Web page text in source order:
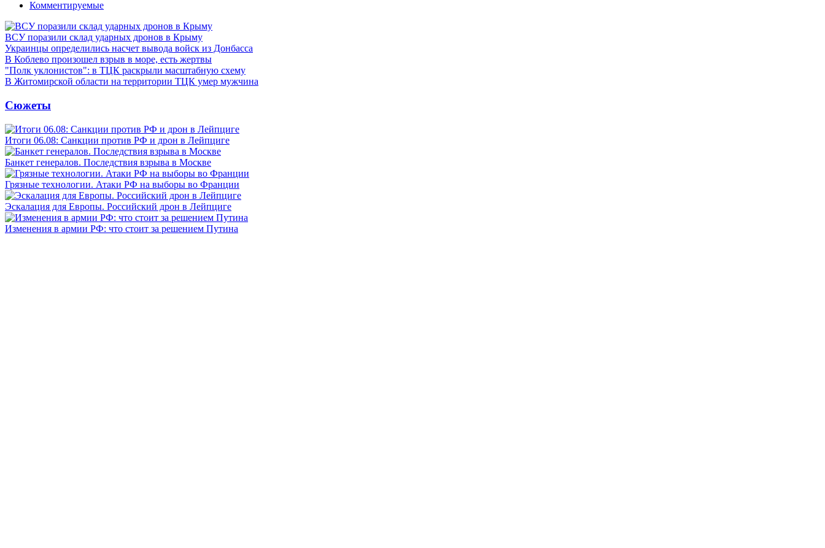
Комментируемые
ВСУ поразили склад ударных дронов в Крыму
Украинцы определились насчет вывода войск из Донбасса
В Коблево произошел взрыв в море, есть жертвы
"Полк уклонистов": в ТЦК раскрыли масштабную схему
В Житомирской области на территории ТЦК умер мужчина
Сюжеты
Итоги 06.08: Санкции против РФ и дрон в Лейпциге
Банкет генералов. Последствия взрыва в Москве
Грязные технологии. Атаки РФ на выборы во Франции
Эскалация для Европы. Российский дрон в Лейпциге
Изменения в армии РФ: что стоит за решением Путина